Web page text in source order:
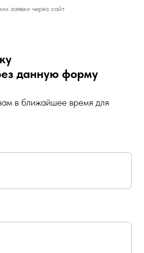
заявки через сайт
данную форму
в ближайшее время для